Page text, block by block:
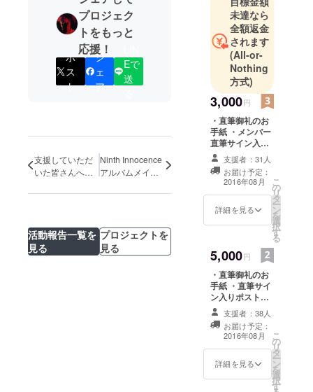
プロジェク
トをもっと
応援！
ポ
ス
ト
シ
ェ
ア
Eで
送
支援していただ
いた皆さんへ。
Ninth Innocence
アルバムメイキ
告編
活動報告一覧を
見る
プロジェクトを
見る
2013年12月
24日、
YouTube及
びFacebokに
て2014年か
らの活動開
始を発表。
2013年12月
29日自ら制
作した
MV[feel]を
YouTube限
定で発表。
2014年1月
days]を発
表。
2014年2月
12日MV第三
弾、初の日
本語詞によ
る「僕が描
く放物線」
未達なら
全額返金
されます
(All-or-
Nothing
方式)
3,000円
・直筆御礼のお
手紙 ・メンバー
直筆サイン入り
ポストカード ・
完成したCD
支援者：31人
お届け予定：
2016年08月
詳細を見る
こ
の
リ
タ
ー
ン
を
選
択
す
る
5,000円
・直筆御礼のお
手紙 ・直筆サイ
ン入りポスト
カード ・完成し
たCD ・支援者
限定アルバムメ
イキングDVD
支援者：38人
お届け予定：
2016年08月
詳細を見る
こ
の
リ
タ
ー
ン
を
選
択
す